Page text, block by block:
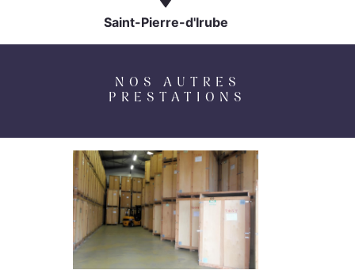
Saint-Pierre-d'Irube
NOS AUTRES
PRESTATIONS